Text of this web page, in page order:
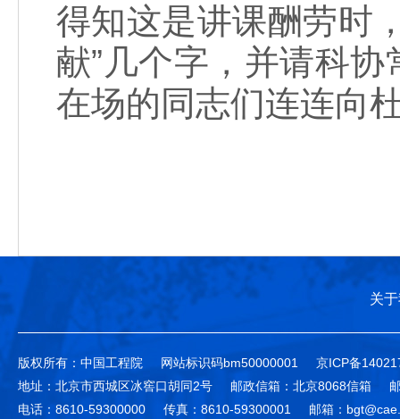
得知这是讲课酬劳时
献”几个字，并请科
在场的同志们连连向
关
版权所有：中国工程院 网站标识码bm50000001
京ICP备
地址：北京市西城区冰窖口胡同2号
邮政信箱：北京8068信箱
电话：8610-59300000
传真：8610-59300001 邮箱：